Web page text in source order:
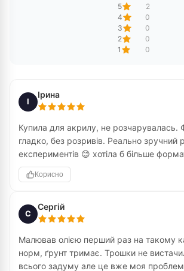
5
2
4
0
3
0
2
0
1
0
І
Ірина
Купила для акрилу, не розчарувалась.
гладко, без розривів. Реально зручний
експериментів 😊 хотіла б більше
Корисно
С
Сергій
Малював олією перший раз на такому
норм, ґрунт тримає. Трошки не
всього задуму але це вже моя